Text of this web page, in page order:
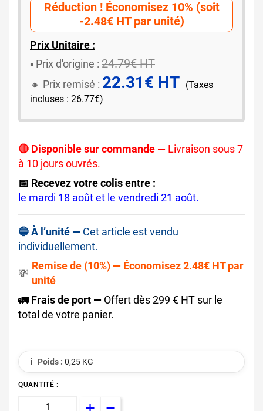
Réduction ! Économisez 10% (soit
-2.48€ HT par unité)
Prix Unitaire :
▪️ ​Prix d'origine : 24.79€ HT
🔸​​ Prix remisé : 22.31€ HT (Taxes
incluses : 26.77€)
🔴 Disponible sur commande — Livraison sous 7
à 10 jours ouvrés.
📅 Recevez votre colis entre :
le mardi 18 août et le vendredi 21 août.
🔵 À l’unité — Cet article est vendu
individuellement.
💸
Remise de (10%) — Économisez 2.48€ HT par
unité
🚛 Frais de port — Offert dès 299 € HT sur le
total de votre panier.
ℹ️ Poids : 0,25 KG
QUANTITÉ :